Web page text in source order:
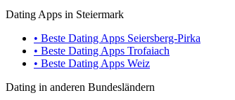
Dating Apps in Steiermark
• Beste Dating Apps Seiersberg-Pirka
• Beste Dating Apps Trofaiach
• Beste Dating Apps Weiz
Dating in anderen Bundesländern